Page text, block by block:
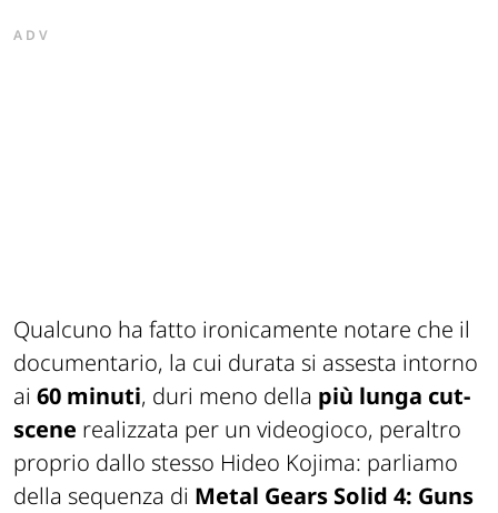
ADV
Qualcuno ha fatto ironicamente notare che il
documentario, la cui durata si assesta intorno
ai 60 minuti, duri meno della più lunga cut-
scene realizzata per un videogioco, peraltro
proprio dallo stesso Hideo Kojima: parliamo
della sequenza di Metal Gears Solid 4: Guns